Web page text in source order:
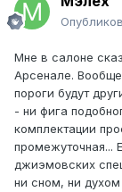
Мне в салоне
Арсенале.
пороги будут
- ни фига
комплектации
промежуточная...
джиэмовских
ни сном, ни духом